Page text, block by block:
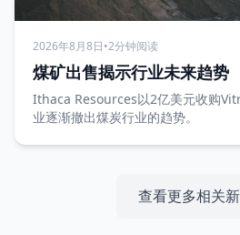
2026年8月8日•2分钟阅读
煤矿出售揭示行业未来趋势
Ithaca Resources以2亿美元收购
业逐渐撤出煤炭行业的趋势。
查看更多相关